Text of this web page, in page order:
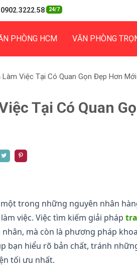
0902.3222.58 24/7
PHÒNG HCM VĂN PHÒNG
Làm Việc Tại Có Quan Gọn Đẹp Hơn Mới
Tại Có Quan
trong những nguyên nhân
việc. Việc tìm kiếm giải pháp
mà còn là phương pháp
bạn hiểu rõ bản chất, tránh
tối ưu nhất.